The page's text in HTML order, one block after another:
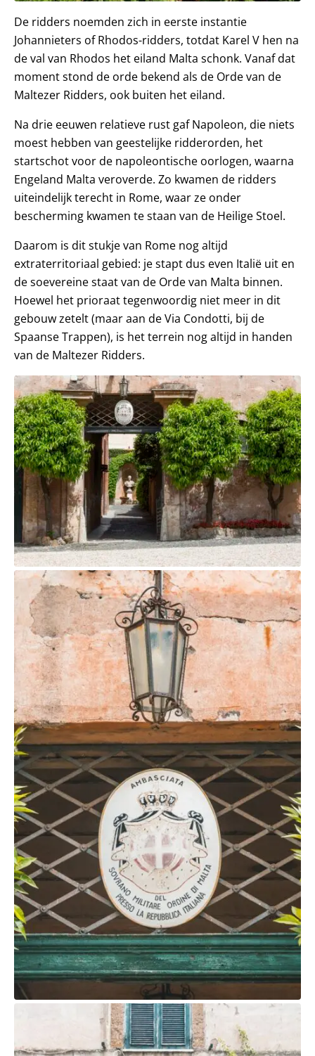
De ridders noemden zich in eerste instantie
Johannieters of Rhodos-ridders, totdat Karel V hen na
de val van Rhodos het eiland Malta schonk. Vanaf dat
moment stond de orde bekend als de Orde van de
Maltezer Ridders, ook buiten het eiland.
Na drie eeuwen relatieve rust gaf Napoleon, die niets
moest hebben van geestelijke ridderorden, het
startschot voor de napoleontische oorlogen, waarna
Engeland Malta veroverde. Zo kwamen de ridders
uiteindelijk terecht in Rome, waar ze onder
bescherming kwamen te staan van de Heilige Stoel.
Daarom is dit stukje van Rome nog altijd
extraterritoriaal gebied: je stapt dus even Italië uit en
de soevereine staat van de Orde van Malta binnen.
Hoewel het prioraat tegenwoordig niet meer in dit
gebouw zetelt (maar aan de Via Condotti, bij de
Spaanse Trappen), is het terrein nog altijd in handen
van de Maltezer Ridders.